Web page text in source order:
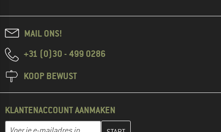
MAIL ONS!
+31 (0)30 - 499 0286
KOOP BEWUST
KLANTENACCOUNT AANMAKEN
E-mailadres
Vul je e-mailadres hier in en maak in de volgende stap je